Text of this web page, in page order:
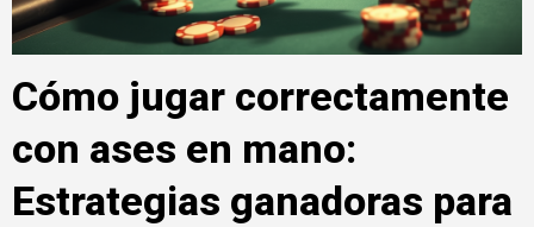
Cómo jugar correctamente
con ases en mano:
Estrategias ganadoras para